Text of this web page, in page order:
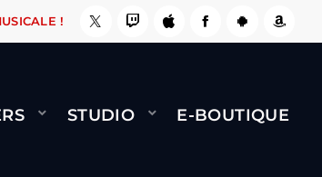
NAMI BERNARD MINET - FLY
!
STUDIO E-BOUTIQUE